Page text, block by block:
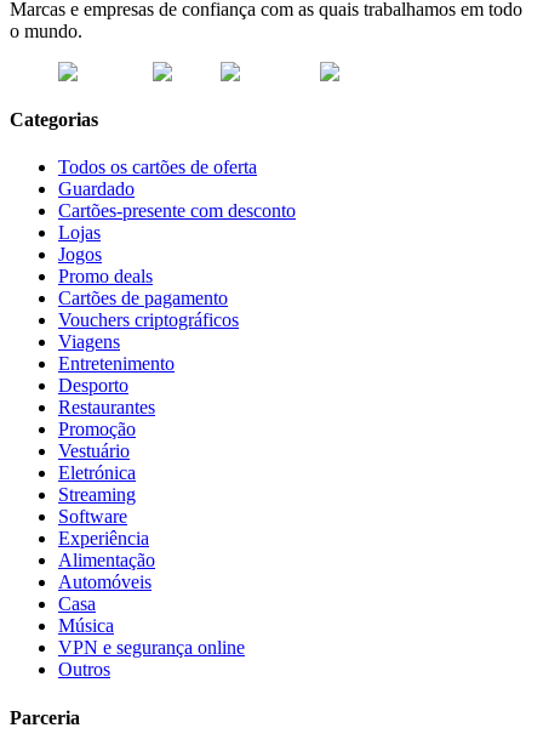
Marcas e empresas de confiança com as quais trabalhamos em todo
o mundo.
Categorias
Todos os cartões de oferta
Guardado
Cartões-presente com desconto
Lojas
Jogos
Promo deals
Cartões de pagamento
Vouchers criptográficos
Viagens
Entretenimento
Desporto
Restaurantes
Promoção
Vestuário
Eletrónica
Streaming
Software
Experiência
Alimentação
Automóveis
Casa
Música
VPN e segurança online
Outros
Parceria